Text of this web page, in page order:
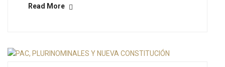
Read More